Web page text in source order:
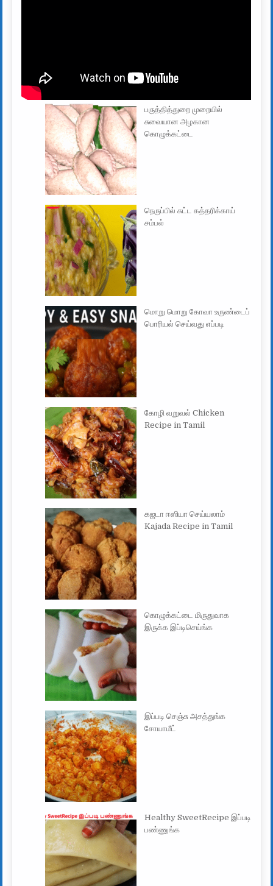
பருத்தித்துறை முறையில்
சுவையான அழகான
கொழுக்கட்டை
நெருப்பில் சுட்ட கத்தரிக்காய்
சம்பல்
மொறு மொறு கோவா உருண்டைப்
பொரியல் செய்வது எப்படி
கோழி வறுவல் Chicken
Recipe in Tamil
கஜடா ஈஸியா செய்யலாம்
Kajada Recipe in Tamil
கொழுக்கட்டை மிருதுவாக
இருக்க இப்டிசெய்ங்க
இப்படி செஞ்சு அசத்துங்க
சோயாமீட்
Healthy SweetRecipe இப்படி
பண்ணுங்க